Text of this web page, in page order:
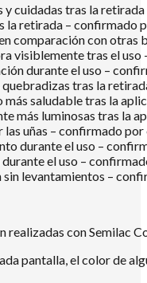
y cuidadas tras la
la retirada – confirmado
comparación con otras
visiblemente tras el
durante el uso –
quebradizas tras la
más saludable tras la
más luminosas tras la
las uñas – confirmado por
durante el uso –
el uso –
levantamientos –
realizadas con Semilac
pantalla, el color de